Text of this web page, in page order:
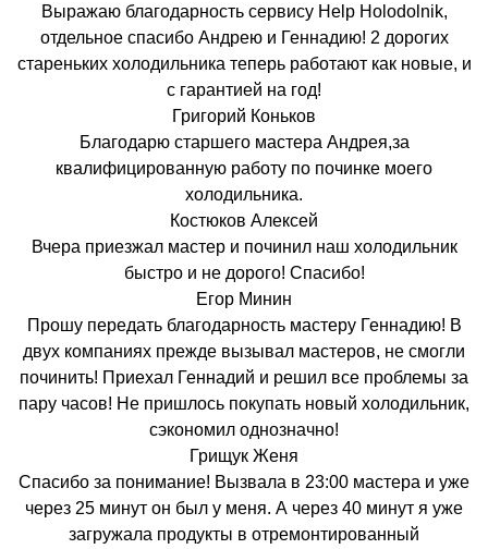
Выражаю благодарность сервису Help Holodolnik,
отдельное спасибо Андрею и Геннадию! 2 дорогих
стареньких холодильника теперь работают как новые, и
с гарантией на год!
Григорий Коньков
Благодарю старшего мастера Андрея,за
квалифицированную работу по починке моего
холодильника.
Костюков Алексей
Вчера приезжал мастер и починил наш холодильник
быстро и не дорого! Спасибо!
Егор Минин
Прошу передать благодарность мастеру Геннадию! В
двух компаниях прежде вызывал мастеров, не смогли
починить! Приехал Геннадий и решил все проблемы за
пару часов! Не пришлось покупать новый холодильник,
сэкономил однозначно!
Грищук Женя
Спасибо за понимание! Вызвала в 23:00 мастера и уже
через 25 минут он был у меня. А через 40 минут я уже
загружала продукты в отремонтированный